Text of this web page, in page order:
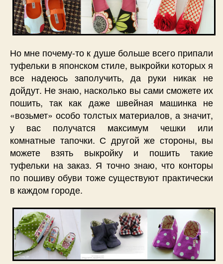
Но мне почему-то к душе больше всего припали
туфельки в японском стиле, выкройки которых я
все надеюсь заполучить, да руки никак не
дойдут. Не знаю, насколько вы сами сможете их
пошить, так как даже швейная машинка не
«возьмет» особо толстых материалов, а значит,
у вас получатся максимум чешки или
комнатные тапочки. С другой же стороны, вы
можете взять выкройку и пошить такие
туфельки на заказ. Я точно знаю, что конторы
по пошиву обуви тоже существуют практически
в каждом городе.